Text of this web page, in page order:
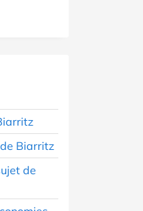
Biarritz
de